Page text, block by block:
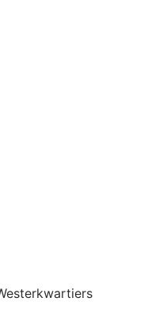
t Westerkwartiers